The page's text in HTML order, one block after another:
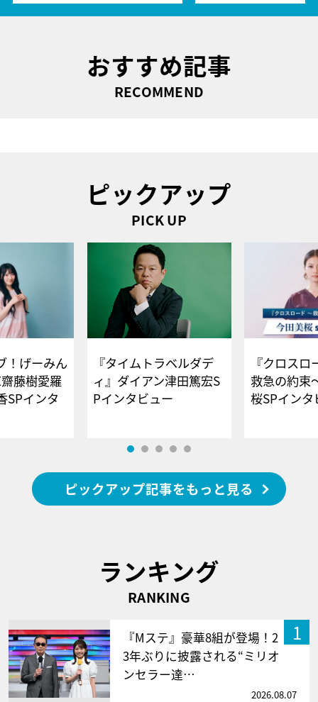
おすすめ記事
RECOMMEND
ピックアップ
PICK UP
！げーみん
藤樹愛羅
SPインタ
『タイムトラベルダデ
ィ』ダイアン津田篤宏S
Pインタビュー
『クロス
救急の約束
桜SPイ
ピックアップ記事をもっと見る
ランキング
RANKING
1
『Mステ』豪華8組が登場！2
3年ぶりに披露される“ミリオ
ンセラー達…
2026.08.07